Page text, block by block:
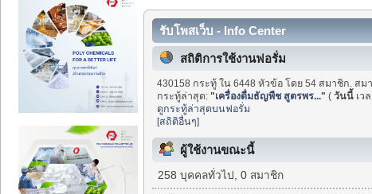
รับโพสเว็บ - Info Center
สถิติการใช้งานฟอรั่ม
430158 กระทู้ ใน 6448 หัวข้อ โดย 54 สมาชิก. ส
กระทู้ล่าสุด:"เครื่องดื่มธัญพืช สูตรพร..." (วันนี้ เว
ดูกระทู้ล่าสุดบนฟอรั่ม
[สถิติอื่นๆ]
ผู้ใช้งานขณะนี้
258 บุคคลทั่วไป, 0 สมาชิก